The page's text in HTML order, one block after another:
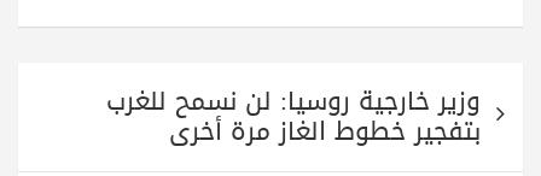
المقالات
وزير خارجية روسيا: لن نسمح للغرب
بتفجير خطوط الغاز مرة أخرى